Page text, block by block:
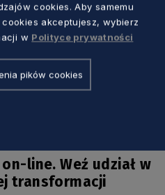
line. Weź udział w
transformacji
cookies. Aby samemu
akceptujesz, wybierz
w Polityce prywatności
pików cookies